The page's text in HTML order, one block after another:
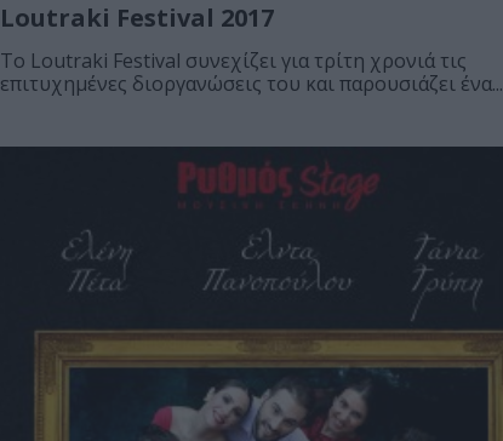
Loutraki Festival 2017
Το Loutraki Festival συνεχίζει για τρίτη χρονιά τις
επιτυχημένες διοργανώσεις του και παρουσιάζει ένα...